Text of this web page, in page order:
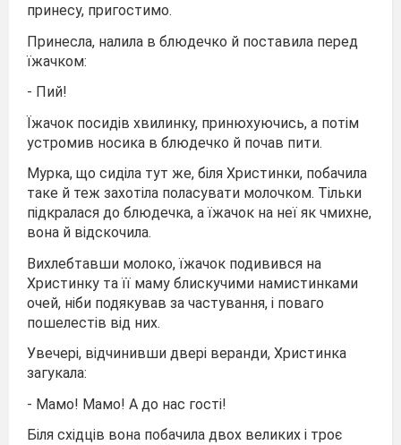
принесу, пригостимо.
Принесла, налила в блюдечко й поставила перед
їжачком:
- Пий!
Їжачок посидів хвилинку, принюхуючись, а потім
устромив носика в блюдечко й почав пити.
Мурка, що сиділа тут же, біля Христинки, побачила
таке й теж захотіла поласувати молочком. Тільки
підкралася до блюдечка, а їжачок на неї як чмихне,
вона й відскочила.
Вихлебтавши молоко, їжачок подивився на
Христинку та її маму блискучими намистинками
очей, ніби подякував за частування, і поваго
пошелестів від них.
Увечері, відчинивши двері веранди, Христинка
загукала:
- Мамо! Мамо! А до нас гості!
Біля східців вона побачила двох великих і троє